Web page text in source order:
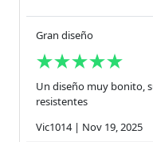
Gran diseño
Un diseño muy bonito,
resistentes
Vic1014| Nov 19, 2025